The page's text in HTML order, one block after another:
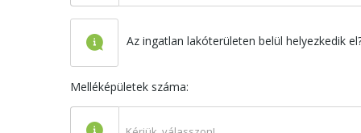
Az ingatlan lakóterületen belül helyezkedik
Melléképületek száma: